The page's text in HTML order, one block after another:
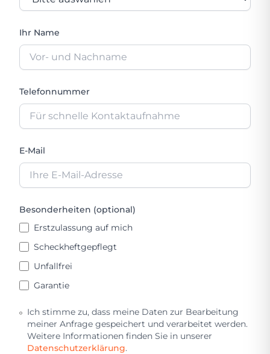
Ihr Name
Telefonnummer
E-Mail
Besonderheiten (optional)
Erstzulassung auf mich
Scheckheftgepflegt
Unfallfrei
Garantie
Ich stimme zu, dass meine Daten zur Bearbeitung
meiner Anfrage gespeichert und verarbeitet werden.
Weitere Informationen finden Sie in unserer
Datenschutzerklärung.